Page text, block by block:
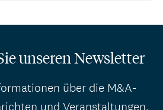
unseren Newsletter
über die M&A-
und Veranstaltungen.